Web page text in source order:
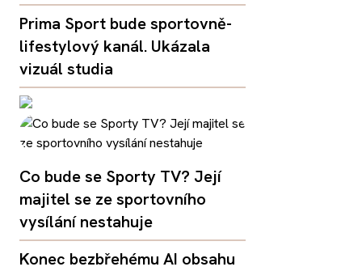
Prima Sport bude sportovně-
lifestylový kanál. Ukázala
vizuál studia
Co bude se Sporty TV? Její
majitel se ze sportovního
vysílání nestahuje
Konec bezbřehému AI obsahu